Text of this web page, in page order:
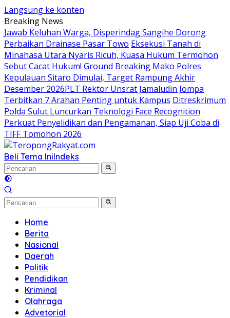
Langsung ke konten
Breaking News
Jawab Keluhan Warga, Disperindag Sangihe Dorong
Perbaikan Drainase Pasar Towo Eksekusi Tanah di
Minahasa Utara Nyaris Ricuh, Kuasa Hukum Termohon
Sebut Cacat Hukum! Ground Breaking Mako Polres
Kepulauan Sitaro Dimulai, Target Rampung Akhir
Desember 2026​PLT Rektor Unsrat Jamaludin Jompa
Terbitkan 7 Arahan Penting untuk Kampus Ditreskrimum
Polda Sulut Luncurkan Teknologi Face Recognition
Perkuat Penyelidikan dan Pengamanan, Siap Uji Coba di
TIFF Tomohon 2026
Beli Tema IniIndeks
Home
Berita
Nasional
Daerah
Politik
Pendidikan
Kriminal
Olahraga
Advetorial